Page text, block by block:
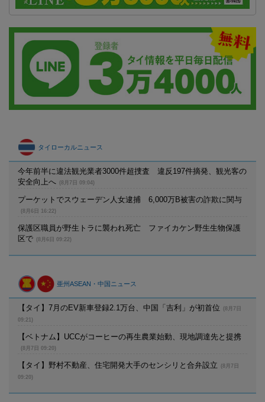
タイローカルニュース
今年前半に違法観光業者3000件超捜査 違反197件摘発、観光客の
安全向上へ
(8月7日 09:04)
プーケットでスウェーデン人女逮捕 6,000万B被害の詐欺に関与
(8月6日 16:22)
保護区職員が野生トラに襲われ死亡 ファイカケン野生生物保護
区で
(8月6日 09:22)
亜州ASEAN・中国ニュース
【タイ】7月のEV新車登録2.1万台、中国「吉利」が初首位
(8月7日
09:21)
【ベトナム】UCCがコーヒーの再生農業始動、現地調達先と提携
(8月7日 09:20)
【タイ】野村不動産、住宅開発大手のセンシリと合弁設立
(8月7日
09:20)